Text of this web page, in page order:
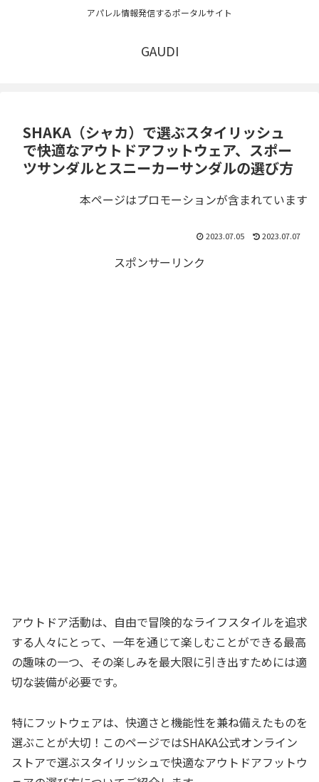
アパレル情報発信するポータルサイト
GAUDI
SHAKA（シャカ）で選ぶスタイリッシュ
で快適なアウトドアフットウェア、スポー
ツサンダルとスニーカーサンダルの選び方
本ページはプロモーションが含まれています
2023.07.05 2023.07.07
スポンサーリンク
アウトドア活動は、自由で冒険的なライフスタイルを追求
する人々にとって、一年を通じて楽しむことができる最高
の趣味の一つ、その楽しみを最大限に引き出すためには適
切な装備が必要です。
特にフットウェアは、快適さと機能性を兼ね備えたものを
選ぶことが大切！このページではSHAKA公式オンライン
ストアで選ぶスタイリッシュで快適なアウトドアフットウ